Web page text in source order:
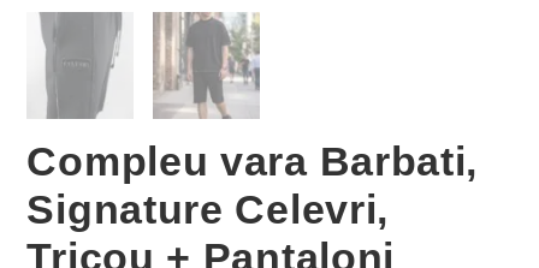
Compleu vara Barbati,
Signature Celevri,
Tricou + Pantaloni